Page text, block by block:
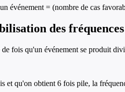
événement = (nombre de cas
des fréquences
fois qu'un événement se produit
et qu'on obtient 6 fois pile, la